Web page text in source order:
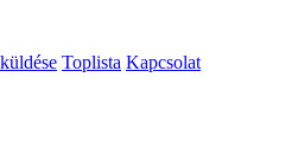
Toplista Kapcsolat